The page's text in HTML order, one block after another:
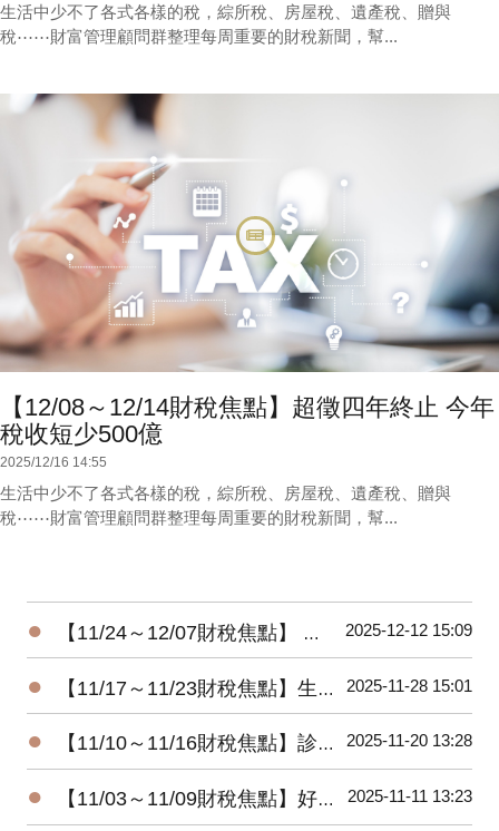
生活中少不了各式各樣的稅，綜所稅、房屋稅、遺產稅、贈與
稅⋯⋯財富管理顧問群整理每周重要的財稅新聞，幫...
【12/08～12/14財稅焦點】超徵四年終止 今年
稅收短少500億
2025/12/16 14:55
生活中少不了各式各樣的稅，綜所稅、房屋稅、遺產稅、贈與
稅⋯⋯財富管理顧問群整理每周重要的財稅新聞，幫...
● 【11/24～12/07財稅焦點】 暖心減負擔-所得稅及貨物稅惠民措施 2025-12-12 15:09
● 【11/17～11/23財稅焦點】生前贈房 小心屋主變房客 2025-11-28 15:01
● 【11/10～11/16財稅焦點】診所自費漏報 將補稅加罰 2025-11-20 13:28
● 【11/03～11/09財稅焦點】好野人收入，股利占四成 2025-11-11 13:23